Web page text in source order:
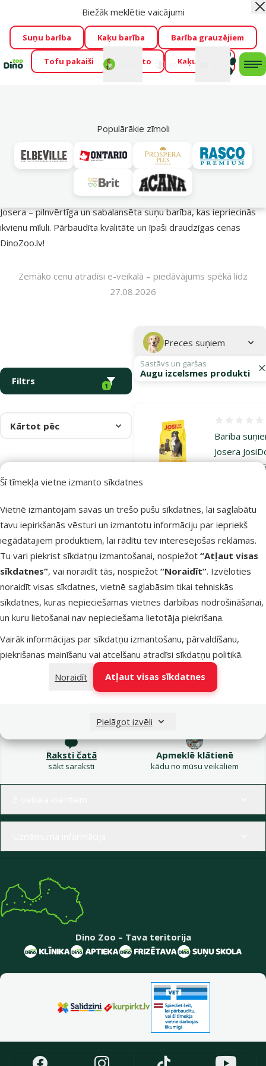
Visu mēnesi Dino Zoo piedāvā lieliskas cenas mīluļu TOP
barībām! 🍖→Skatīt piedāvājumu!
Fotokonkurss “GADA ŪSAIŅI”!
Varbūt tieši Tavs mīlulis
būs 2027. gada zvaigzne
→Piedalīties
Šī tīmekļa vietne izmanto sīkdatnes
Vietnē izmantojam savas un trešo pušu sīkdatnes, lai saglabātu
tavu iepirkšanās vēsturi un izmantotu informāciju par iepriekš
iegādātajiem produktiem, lai rādītu tev interesējošas reklāmas.
Tu vari piekrist sīkdatņu izmantošanai, nospiežot “Atļaut visas
sīkdatnes”, vai noraidīt tās, nospiežot “Noraidīt”. Izvēloties
noraidīt visas sīkdatnes, vietnē saglabāsim tikai tehniskās
sīkdatnes, kuras nepieciešamas vietnes darbības nodrošināšanai,
un kuru lietošanai nav nepieciešama lietotāja piekrišana.
Vairāk informācijas par sīkdatņu izmantošanu, pārvaldīšanu,
piekrišanas mainīšanu vai atcelšanu atradīsi sīkdatņu politikā.
Noraidīt
Atļaut visas sīkdatnes
Pielāgot izvēli
Mans
konts
Biežāk meklētie vaicājumi
Suņu barība Kaķu barība Barība grauzējiem
Tofu pakaiši Foresto Kaķu mājas
Populārākie zīmoli
Josera barība suņiem – uzturs veselīgākai dzīvei!
Josera – pilnvērtīga un sabalansēta suņu barība, kas iepriecinās
ikvienu mīluli. Pārbaudīta kvalitāte un īpaši draudzīgas cenas
DinoZoo.lv!
Zemāko cenu atradīsi e-veikalā – piedāvājums spēkā līdz
27.08.2026
Apakškategorija
Preces suņiem
Filtrs 1
Sastāvs un garšas
Augu izcelsmes produkti
Kārtot pēc
Barība
Josera
Economy,
Cena par
TOP cena
Izdevīgi 🛍️
Noliktavā
Bezmaksas
piegāde
eveikals@dinozoo.lv
Raksti čatā
sākt saraksti
Apmeklē klātienē
kādu no mūsu veikaliem
Dino Zoo – Tava teritorija